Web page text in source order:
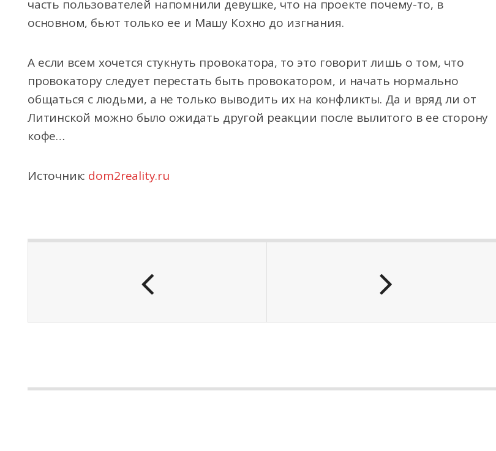
часть пользователей напомнили девушке, что на проекте почему-то, в
основном, бьют только ее и Машу Кохно до изгнания.
А если всем хочется стукнуть провокатора, то это говорит лишь о том, что
провокатору следует перестать быть провокатором, и начать нормально
общаться с людьми, а не только выводить их на конфликты. Да и вряд ли от
Литинской можно было ожидать другой реакции после вылитого в ее сторону
кофе…
Источник: dom2reality.ru